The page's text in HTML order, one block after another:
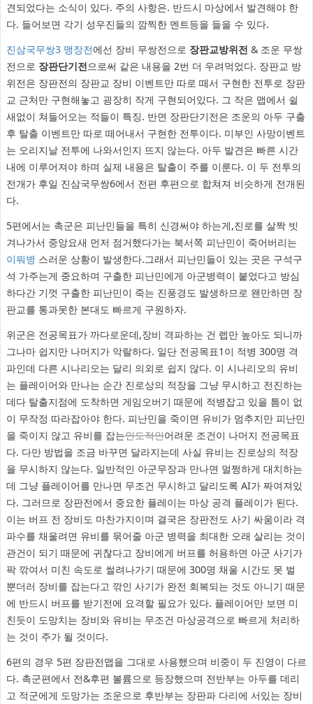
견되었다는 소식이 있다. 주의 사항은. 반드시 마상에서 발견해야 한
다. 들어보면 각기 성우진들의 깜찍한 멘트등을 들을 수 있다.
진삼국무쌍3 맹장전에선 장비 무쌍전으로 장판교방위전 & 조운 무쌍
전으로 장판단기전으로써 같은 내용을 2번 더 우려먹었다. 장판교 방
위전은 장판전의 장판교 장비 이벤트만 따로 떼서 구현한 전투로 장판
교 근처만 구현해놓고 굉장히 작게 구현되어있다. 그 작은 맵에서 쉴
새없이 쳐들어오는 적들이 특징. 반면 장판단기전은 조운의 아두 구출
후 탈출 이벤트만 따로 떼어내서 구현한 전투이다. 미부인 사망이벤트
는 오리지날 전투에 나와서인지 뜨지 않는다. 아두 발견은 빠른 시간
내에 이루어져야 하며 실제 내용은 탈출이 주를 이룬다. 이 두 전투의
전개가 후일 진삼국무쌍6에서 전편 후편으로 합쳐져 비슷하게 전개된
다.
5편에서는 촉군은 피난민들을 특히 신경써야 하는게,진로를 살짝 빗
겨나가서 중앙요새 먼저 점거했다가는 북서쪽 피난민이 죽어버리는
이뭐병 스러운 상황이 발생한다.그래서 피난민들이 있는 곳은 구석구
석 가주는게 중요하며 구출한 피난민에게 아군병력이 붙었다고 방심
하다간 기껏 구출한 피난민이 죽는 진풍경도 발생하므로 왠만하면 장
판교를 통과못한 본대도 빠르게 구원하자.
위군은 전공목표가 까다로운데,장비 격파하는 건 렙만 높아도 되니까
그나마 쉽지만 나머지가 악랄하다. 일단 전공목표1이 적병 300명 격
파인데 다른 시나리오는 달리 의외로 쉽지 않다. 이 시나리오의 유비
는 플레이어와 만나는 순간 진로상의 적장을 그냥 무시하고 전진하는
데다 탈출지점에 도착하면 게임오버기 때문에 적병잡고 있을 틈이 없
이 무작정 따라잡아야 한다. 피난민을 죽이면 유비가 멈추지만 피난민
을 죽이지 않고 유비를 잡는인도적인어려운 조건이 나머지 전공목표
다. 다만 방법을 조금 바꾸면 달라지는데 사실 유비는 진로상의 적장
을 무시하지 않는다. 일반적인 아군무장과 만나면 멀쩡하게 대치하는
데 그냥 플레이어를 만나면 무조건 무시하고 달리도록 AI가 짜여져있
다. 그러므로 장판전에서 중요한 플레이는 마상 공격 플레이가 된다.
이는 버프 전 장비도 마찬가지이며 결국은 장판전도 사기 싸움이라 격
파수를 채울려면 유비를 묶어줄 아군 병력을 최대한 오래 살리는 것이
관건이 되기 때문에 귀찮다고 장비에게 버프를 허용하면 아군 사기가
팍 깎여서 미친 속도로 썰려나가기 때문에 300명 채울 시간도 못 벌
뿐더러 장비를 잡는다고 깎인 사기가 완전 회복되는 것도 아니기 때문
에 반드시 버프를 받기전에 요격할 필요가 있다. 플레이어만 보면 미
친듯이 도망치는 장비와 유비는 무조건 마상공격으로 빠르게 처리하
는 것이 주가 될 것이다.
6편의 경우 5편 장판전맵을 그대로 사용했으며 비중이 두 진영이 다르
다. 촉군편에서 전&후편 볼륨으로 등장했으며 전반부는 아두를 데리
고 적군에게 도망가는 조운으로 후반부는 장판파 다리에 서있는 장비